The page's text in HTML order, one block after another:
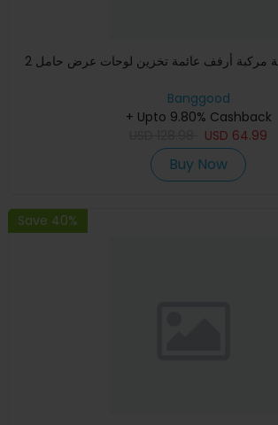
مركبة أرفف عائمة تخزين لوحات عرض حامل
Banggood
+ Upto 9.80% Cashback
USD 64.99
Buy Now
Save 40%